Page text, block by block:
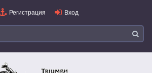
Регистрация Вход